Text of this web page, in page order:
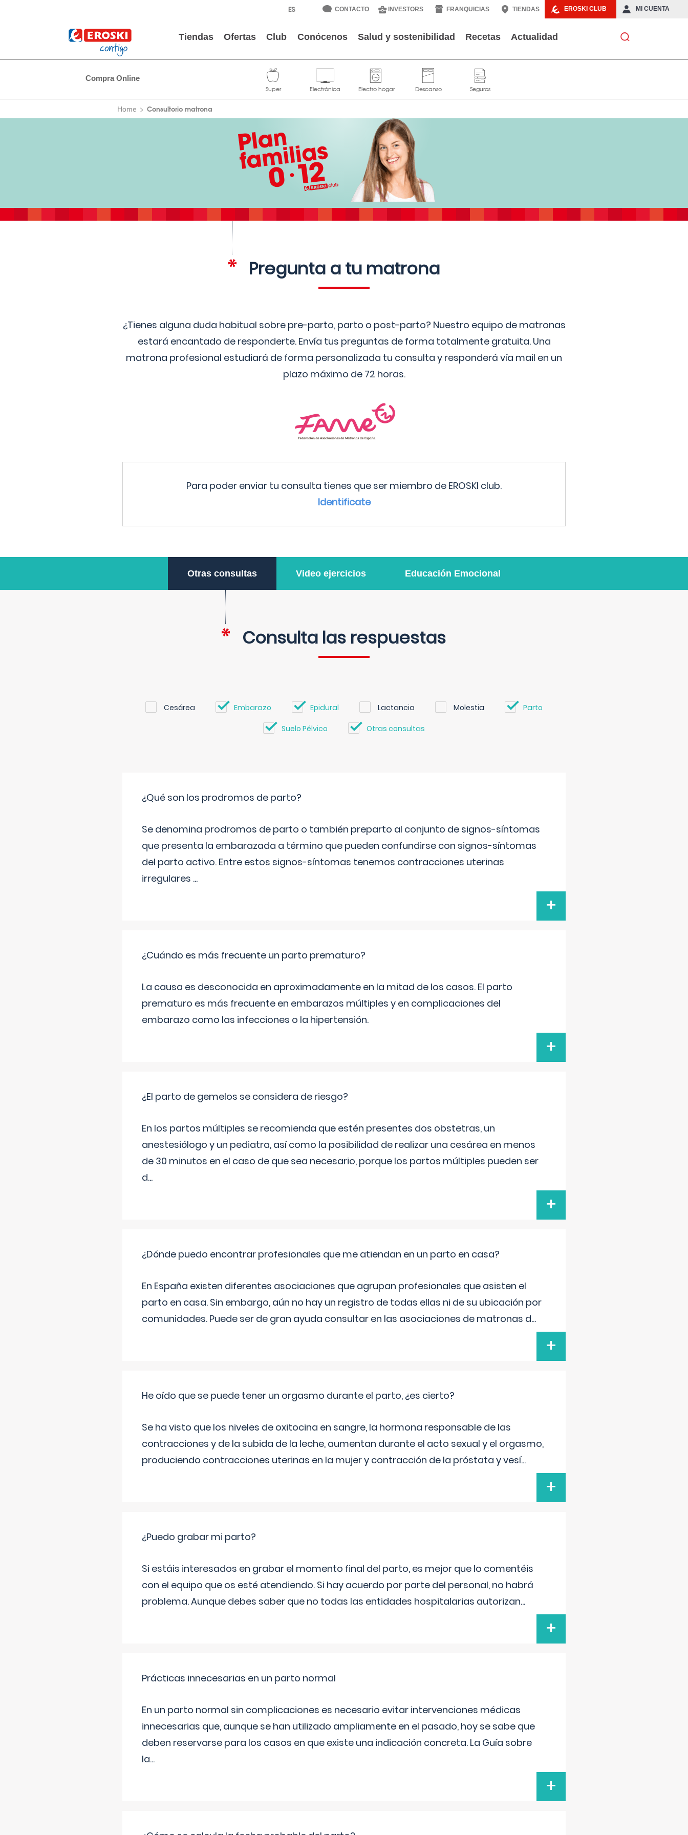
EROSKI CLUB MI CUENTA
CONTACTO INVESTORS FRANQUICIAS TIENDAS
Tiendas Ofertas Club Conócenos Salud y sostenibilidad Recetas Actualidad
Compra Online
Home Consultorio matrona
Pregunta a tu matrona
¿Tienes alguna duda habitual sobre pre-parto, parto o post-parto? Nuestro equipo de matronas
estará encantado de responderte. Envía tus preguntas de forma totalmente gratuita. Una
matrona profesional estudiará de forma personalizada tu consulta y responderá vía mail en un
plazo máximo de 72 horas.
Para poder enviar tu consulta tienes que ser miembro de EROSKI club.
Identificate
Otras consultas Video ejercicios Educación Emocional
Consulta las respuestas
Cesárea Embarazo Epidural Lactancia Molestia Parto
Suelo Pélvico Otras consultas
¿Qué son los prodromos de parto?
Se denomina prodromos de parto o también preparto al conjunto de signos-síntomas
que presenta la embarazada a término que pueden confundirse con signos-síntomas
del parto activo. Entre estos signos-síntomas tenemos contracciones uterinas
irregulares ...
+
¿Cuándo es más frecuente un parto prematuro?
La causa es desconocida en aproximadamente en la mitad de los casos. El parto
prematuro es más frecuente en embarazos múltiples y en complicaciones del
embarazo como las infecciones o la hipertensión.
+
¿El parto de gemelos se considera de riesgo?
En los partos múltiples se recomienda que estén presentes dos obstetras, un
anestesiólogo y un pediatra, así como la posibilidad de realizar una cesárea en menos
de 30 minutos en el caso de que sea necesario, porque los partos múltiples pueden ser
d...
+
¿Dónde puedo encontrar profesionales que me atiendan en un parto en casa?
En España existen diferentes asociaciones que agrupan profesionales que asisten el
parto en casa. Sin embargo, aún no hay un registro de todas ellas ni de su ubicación por
comunidades. Puede ser de gran ayuda consultar en las asociaciones de matronas d...
+
He oído que se puede tener un orgasmo durante el parto, ¿es cierto?
Se ha visto que los niveles de oxitocina en sangre, la hormona responsable de las
contracciones y de la subida de la leche, aumentan durante el acto sexual y el orgasmo,
produciendo contracciones uterinas en la mujer y contracción de la próstata y vesí...
+
¿Puedo grabar mi parto?
Si estáis interesados en grabar el momento final del parto, es mejor que lo comentéis
con el equipo que os esté atendiendo. Si hay acuerdo por parte del personal, no habrá
problema. Aunque debes saber que no todas las entidades hospitalarias autorizan...
+
Prácticas innecesarias en un parto normal
En un parto normal sin complicaciones es necesario evitar intervenciones médicas
innecesarias que, aunque se han utilizado ampliamente en el pasado, hoy se sabe que
deben reservarse para los casos en que existe una indicación concreta. La Guía sobre
la...
+